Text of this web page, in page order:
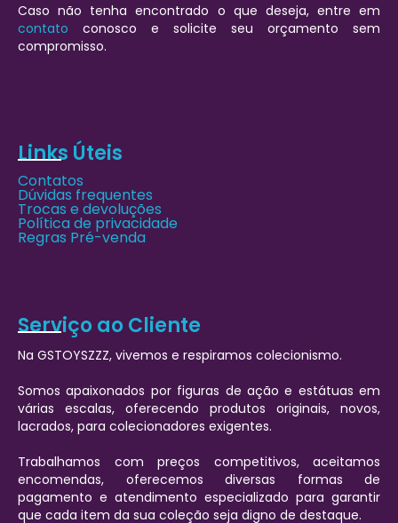
Caso não tenha encontrado o que deseja, entre em
contato conosco e solicite seu orçamento sem
compromisso.
Links Úteis
Contatos
Dúvidas frequentes
Trocas e devoluções
Política de privacidade
Regras Pré-venda
Serviço ao Cliente
Na GSTOYSZZZ, vivemos e respiramos colecionismo.
Somos apaixonados por figuras de ação e estátuas em
várias escalas, oferecendo produtos originais, novos,
lacrados, para colecionadores exigentes.
Trabalhamos com preços competitivos, aceitamos
encomendas, oferecemos diversas formas de
pagamento e atendimento especializado para garantir
que cada item da sua coleção seja digno de destaque.